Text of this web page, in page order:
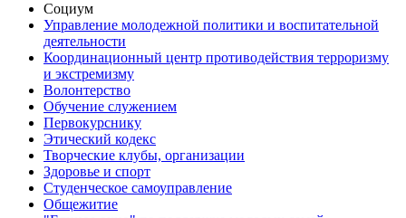
Социум
Управление молодежной политики и воспитательной
деятельности
Координационный центр противодействия терроризму
и экстремизму
Волонтерство
Обучение служением
Первокурснику
Этический кодекс
Творческие клубы, организации
Здоровье и спорт
Студенческое самоуправление
Общежитие